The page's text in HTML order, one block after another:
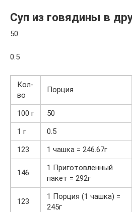
Суп из говядины в
50
0.5
Кол-
во
Порция
100 г
50
1 г
0.5
123
1 чашка = 246.67г
146
1 Приготовленный
пакет = 292г
123
1 Порция (1 чашка) =
245г